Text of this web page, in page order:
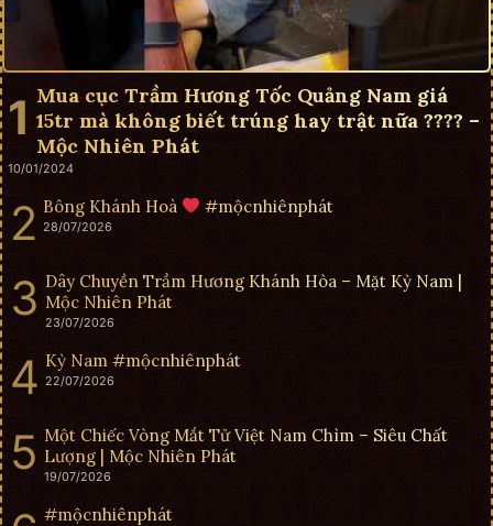
Mua cục Trầm Hương Tốc Quảng Nam giá
15tr mà không biết trúng hay trật nữa ???? –
Mộc Nhiên Phát
10/01/2024
Bông Khánh Hoà #mộcnhiênphát
28/07/2026
Dây Chuyền Trầm Hương Khánh Hòa – Mặt Kỳ Nam |
Mộc Nhiên Phát
23/07/2026
Kỳ Nam #mộcnhiênphát
22/07/2026
Một Chiếc Vòng Mắt Tử Việt Nam Chìm – Siêu Chất
Lượng | Mộc Nhiên Phát
19/07/2026
#mộcnhiênphát